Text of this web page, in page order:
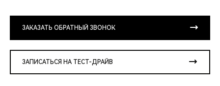
ЗАКАЗАТЬ ОБРАТНЫЙ ЗВОНОК
ЗАПИСАТЬСЯ НА ТЕСТ-ДРАЙВ